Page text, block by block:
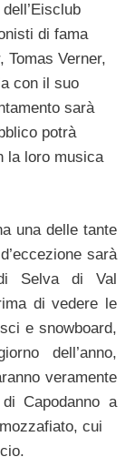
di fama
Tomas Verner,
con il suo
sarà
potrà
la loro musica
una delle tante
sarà
Selva di Val
di vedere le
e snowboard,
dell’anno,
veramente
Capodanno a
cui